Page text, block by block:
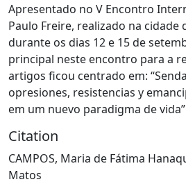
Apresentado no V Encontro
Paulo Freire, realizado na cidade
durante os dias 12 e 15 de
principal neste encontro para a
artigos ficou centrado em:
opresiones, resistencias y
em um nuevo paradigma de
Citation
CAMPOS, Maria de Fátima
Matos